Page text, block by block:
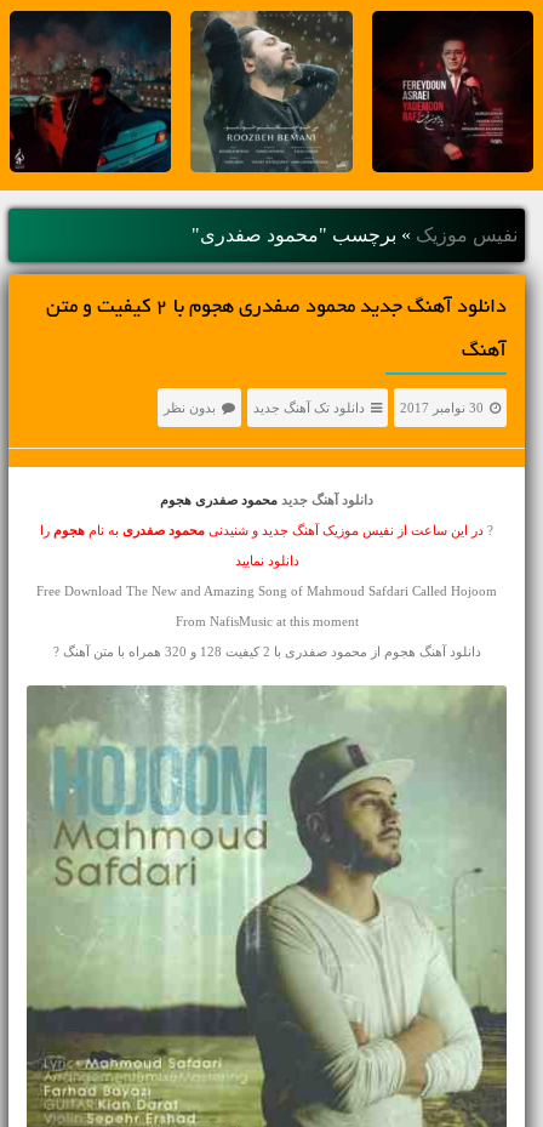
نفیس موزیک » برچسب "محمود صفدری"
دانلود آهنگ جديد محمود صفدری هجوم با 2 کیفیت و متن
آهنگ
30 نوامبر 2017 دانلود تک آهنگ جدید بدون نظر
دانلود آهنگ جدید محمود صفدری هجوم
? در این ساعت از نفیس موزیک آهنگ جدید و شنیدنی محمود صفدریبه نام هجوم را
دانلود نمایید
Free Download The New and Amazing Song of Mahmoud Safdari Called Hojoom
From NafisMusic at this moment
دانلود آهنگ هجوم از محمود صفدری با 2 کیفیت 128 و 320 همراه با متن آهنگ ?